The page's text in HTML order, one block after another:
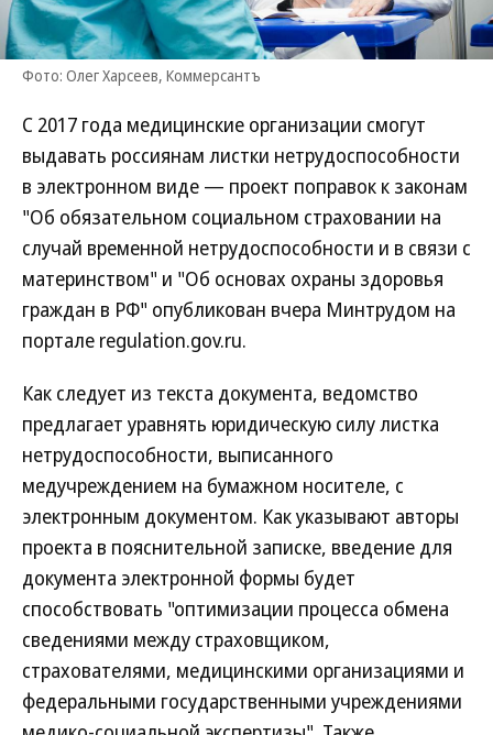
Фото: Олег Харсеев, Коммерсантъ
С 2017 года медицинские организации смогут
выдавать россиянам листки нетрудоспособности
в электронном виде — проект поправок к законам
"Об обязательном социальном страховании на
случай временной нетрудоспособности и в связи с
материнством" и "Об основах охраны здоровья
граждан в РФ" опубликован вчера Минтрудом на
портале regulation.gov.ru.
Как следует из текста документа, ведомство
предлагает уравнять юридическую силу листка
нетрудоспособности, выписанного
медучреждением на бумажном носителе, с
электронным документом. Как указывают авторы
проекта в пояснительной записке, введение для
документа электронной формы будет
способствовать "оптимизации процесса обмена
сведениями между страховщиком,
страхователями, медицинскими организациями и
федеральными государственными учреждениями